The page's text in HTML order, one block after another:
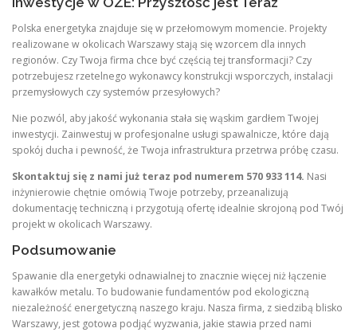
Polska energetyka znajduje się w przełomowym momencie. Projekty
realizowane w okolicach Warszawy stają się wzorcem dla innych
regionów. Czy Twoja firma chce być częścią tej transformacji? Czy
potrzebujesz rzetelnego wykonawcy konstrukcji wsporczych, instalacji
przemysłowych czy systemów przesyłowych?
Nie pozwól, aby jakość wykonania stała się wąskim gardłem Twojej
inwestycji. Zainwestuj w profesjonalne usługi spawalnicze, które dają
spokój ducha i pewność, że Twoja infrastruktura przetrwa próbę czasu.
Skontaktuj się z nami już teraz pod numerem 570 933 114. Nasi
inżynierowie chętnie omówią Twoje potrzeby, przeanalizują
dokumentację techniczną i przygotują ofertę idealnie skrojoną pod Twój
projekt w okolicach Warszawy.
Podsumowanie
Spawanie dla energetyki odnawialnej to znacznie więcej niż łączenie
kawałków metalu. To budowanie fundamentów pod ekologiczną
niezależność energetyczną naszego kraju. Nasza firma, z siedzibą blisko
Warszawy, jest gotowa podjąć wyzwania, jakie stawia przed nami